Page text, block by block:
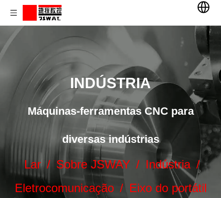
INDÚSTRIA
Máquinas-ferramentas CNC para
diversas indústrias
Lar / Sobre JSWAY / Indústria /
Eletrocomunicação / Eixo do portátil